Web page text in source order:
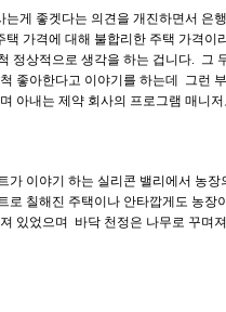
게 좋겟다는 의견을 개진하면서 은
가격에 대해 불합리한 주택 가격이
정상적으로 생각을 하는 겁니다. 그
좋아한다고 이야기를 하는데 그런
아내는 제약 회사의 프로그램 매니
가 이야기 하는 실리콘 밸리에서 농
칠해진 주택이나 안타깝게도 농장
있었으며 바닥 천정은 나무로 꾸며